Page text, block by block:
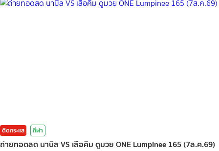
ติดกระแส กีฬา
ถ่ายทอดสด นาบิล VS เสือคิม ดูมวย ONE Lumpinee 165 (7ส.ค.69)